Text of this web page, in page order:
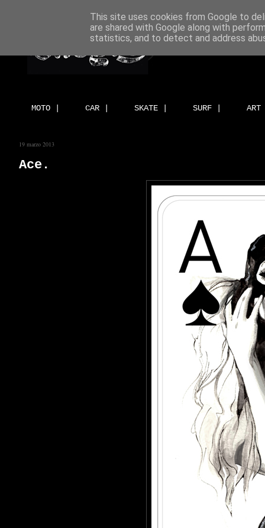
MOTO | CAR | SKATE | SURF |
19 marzo 2013
Ace.
This site uses cookies from Google to
are shared with Google along with
statistics, and to detect and address